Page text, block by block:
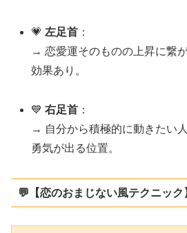
💗左足首 ：
→ 恋愛運そのものの上昇に繋
効果あり。
💙右足首 ：
→ 自分から積極的に動きたい
勇気が出る位置。
💬【恋のおまじない風テクニック